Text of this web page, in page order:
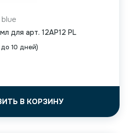
10 дней)
для арт. 12AP12 PL
В КОРЗИНУ